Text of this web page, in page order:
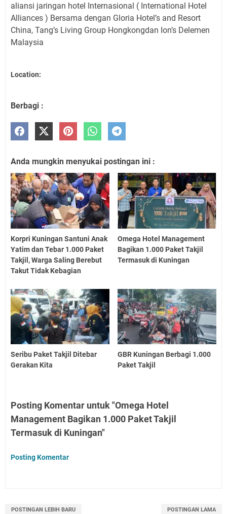
aliansi jaringan hotel Internasional ( International Hotel
Alliances ) Bersama dengan Gloria Hotel’s and Resort
China, Tang’s Living Group Hongkongdan Ion’s Delemen
Malaysia
Location:
Berbagi :
Anda mungkin menyukai postingan ini :
Korpri Kuningan Santuni Anak
Yatim dan Tebar 1.000 Paket
Takjil, Warga Saling Berebut
Takut Tidak Kebagian
Omega Hotel Management
Bagikan 1.000 Paket Takjil
Termasuk di Kuningan
Seribu Paket Takjil Ditebar
Gerakan Kita
GBR Kuningan Berbagi 1.000
Paket Takjil
Posting Komentar untuk "Omega Hotel
Management Bagikan 1.000 Paket Takjil
Termasuk di Kuningan"
Posting Komentar
POSTINGAN LEBIH BARU POSTINGAN LAMA